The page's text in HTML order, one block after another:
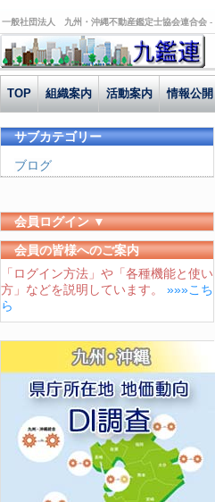
一般社団法人 九州・沖縄不動産鑑定士協会連合会 -
TOP 組織案内 活動案内 情報公開
サブカテゴリー
ブログ
会員ログイン ▼
ユーザーID
パスワード
会員の皆様へのご案内
「ログイン方法」や「各種機能と使い
方」などを説明しています。 »»»こち
ら